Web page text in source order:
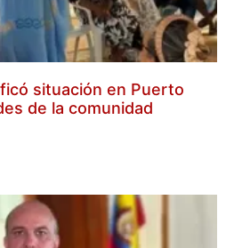
situación en Puerto
de la comunidad